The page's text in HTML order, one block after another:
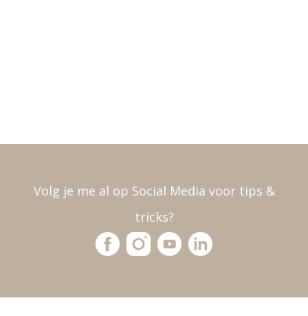
Volg je me al op Social Media voor tips &
tricks?